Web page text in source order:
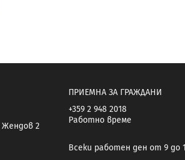
Жендов 2
ПРИЕМНА ЗА ГРАЖДАНИ
+359 2 948 2018
Работно време
Всеки работен ден от 9 до